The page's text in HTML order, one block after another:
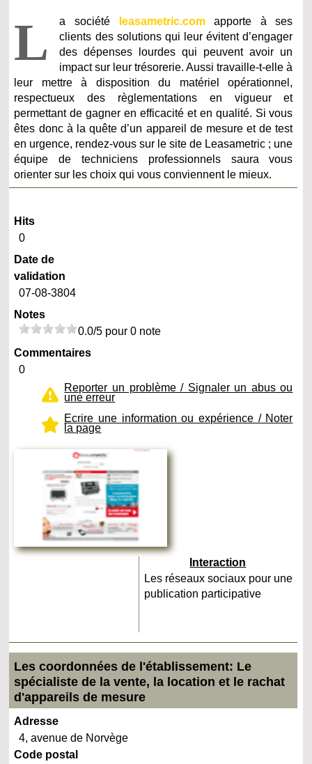
L a société leasametric.comapporte à ses
clients des solutions qui leur évitent d’engager
des dépenses lourdes qui peuvent avoir un
impact sur leur trésorerie. Aussi travaille-t-elle à
leur mettre à disposition du matériel opérationnel,
respectueux des règlementations en vigueur et
permettant de gagner en efficacité et en qualité. Si vous
êtes donc à la quête d’un appareil de mesure et de test
en urgence, rendez-vous sur le site de Leasametric ; une
équipe de techniciens professionnels saura vous
orienter sur les choix qui vous conviennent le mieux.
Hits
0
Date de
validation
07-08-3804
Notes
0.0/5 pour 0 note
Commentaires
0
Reporter un problème / Signaler un abus ou
une erreur
Ecrire une information ou expérience / Noter
la page
Interaction
Les réseaux sociaux pour une
publication participative
Les coordonnées de l'établissement: Le
spécialiste de la vente, la location et le rachat
d'appareils de mesure
Adresse
4, avenue de Norvège
Code postal